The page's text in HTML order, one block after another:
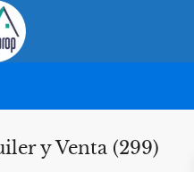
y Venta (299)